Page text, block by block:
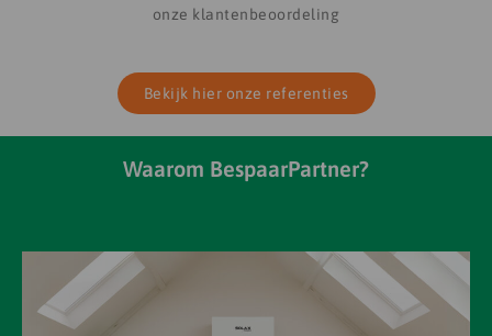
onze klantenbeoordeling
Bekijk hier onze referenties
Waarom BespaarPartner?